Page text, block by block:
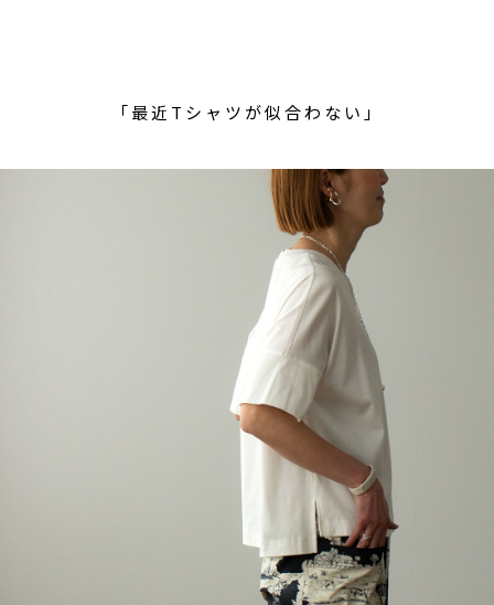
「最近Tシャツが似合わない」